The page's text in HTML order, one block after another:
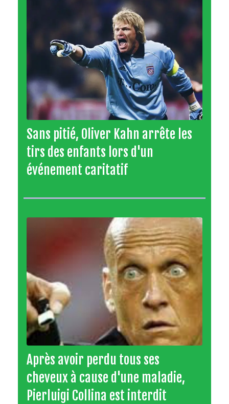
Sans pitié, Oliver Kahn arrête les
tirs des enfants lors d'un
événement caritatif
Après avoir perdu tous ses
cheveux à cause d'une maladie,
Pierluigi Collina est interdit